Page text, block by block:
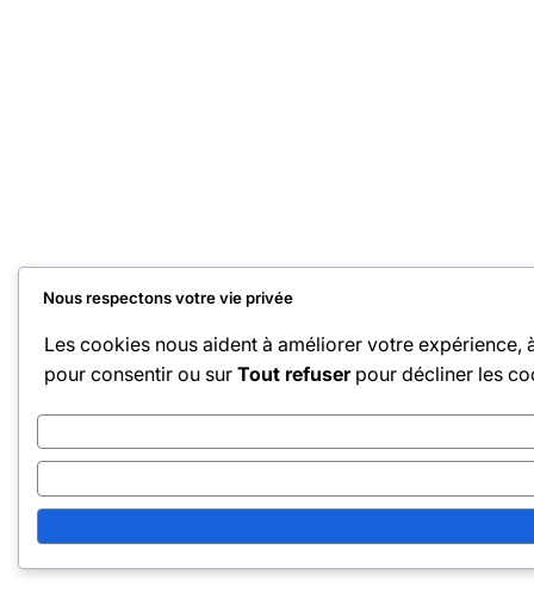
Nous respectons votre vie privée
Les cookies nous aident à améliorer votre
pour consentir ou sur Tout refuserpour décliner les